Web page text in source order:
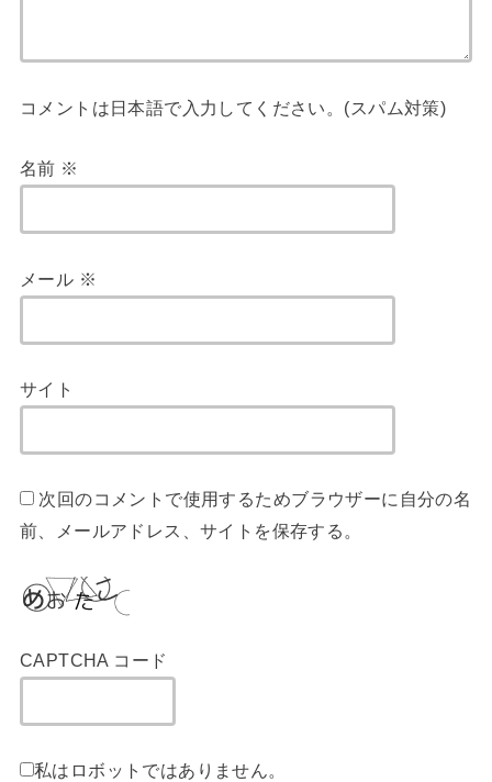
コメントは日本語で入力してください。(スパム対策)
名前 ※
メール ※
サイト
次回のコメントで使用するためブラウザーに自分の名
前、メールアドレス、サイトを保存する。
CAPTCHA コード
私はロボットではありません。